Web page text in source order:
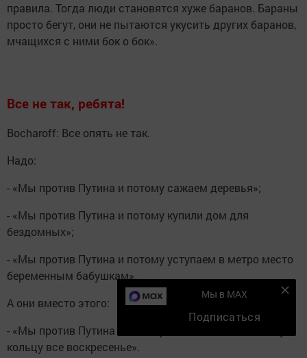
правила. Тогда люди становятся хуже баранов. Бараны
просто бегут, они не пытаются укусить других баранов,
мчащихся с ними бок о бок».
Все не так, ребята!
Bocharoff: Все опять не так.
Надо:
- «Мы против Путина и потому сажаем деревья»;
- «Мы против Путина и потому купили дом для
бездомных»;
- «Мы против Путина и потому уступаем в метро место
беременным бабушкам».
А они вместо этого:
- «Мы против Путина и потому катались по Садовому
кольцу все воскресенье».
Мы в MAX
Подписаться